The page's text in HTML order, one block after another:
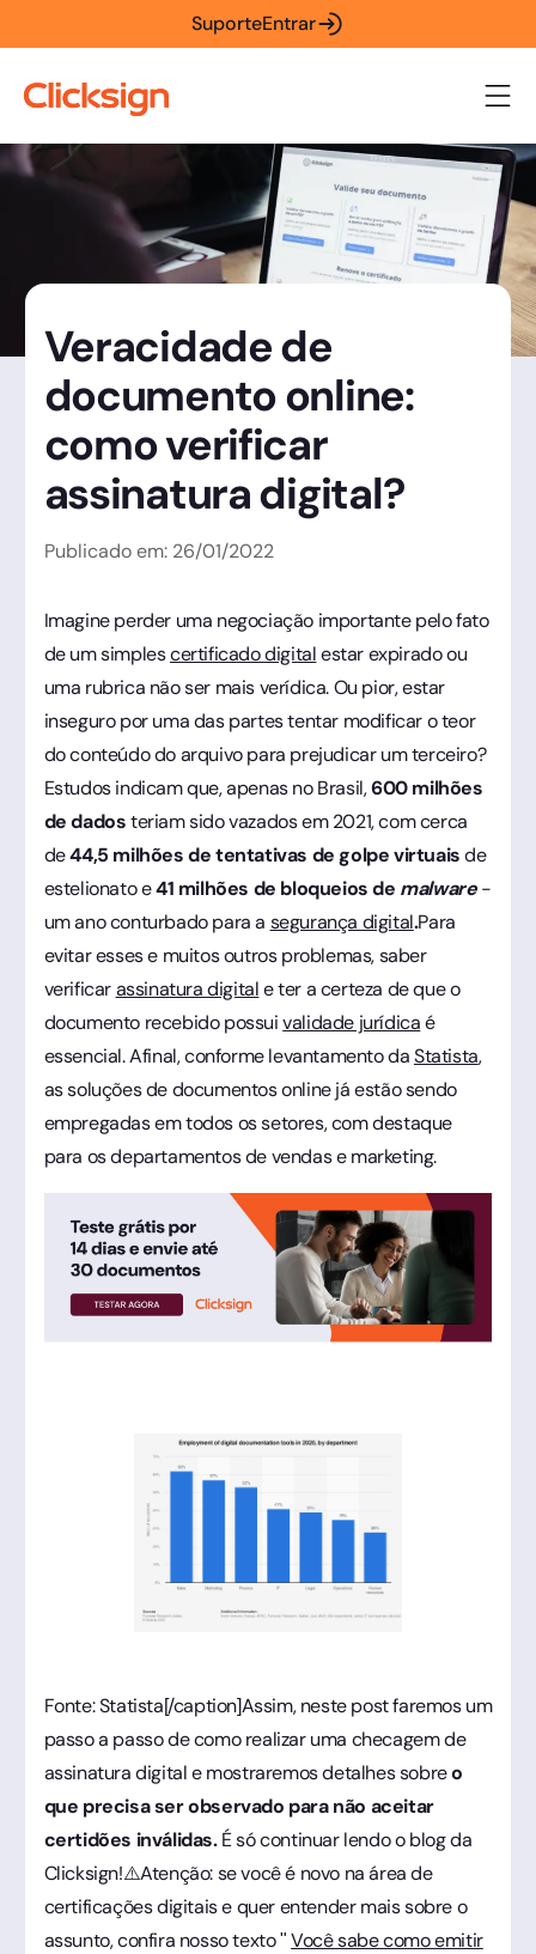
SuporteEntrar
Veracidade de
documento online:
como verificar
assinatura digital?
Publicado em: 26/01/2022
Imagine perder uma negociação importante pelo fato
de um simplescertificado digitalestar expirado ou
uma rubrica não ser mais verídica. Ou pior, estar
inseguro por uma das partes tentar modificar o teor
do conteúdo do arquivo para prejudicar um terceiro?
Estudos indicam que, apenas no Brasil,600 milhões
de dadosteriam sido vazados em 2021, com cerca
de44,5 milhões de tentativas de golpe virtuaisde
estelionato e41 milhões de bloqueios de malware-
um ano conturbado para a segurança digital.Para
evitar esses e muitos outros problemas, saber
verificarassinatura digitale ter a certeza de que o
documento recebido possuivalidade jurídicaé
essencial. Afinal, conforme levantamento daStatista,
as soluções de documentos online já estão sendo
empregadas em todos os setores, com destaque
para os departamentos de vendas e marketing.
Fonte: Statista[/caption]Assim, neste post faremos um
passo a passo de como realizar uma checagem de
assinatura digital e mostraremos detalhes sobreo
que precisa ser observado para não aceitar
certidões inválidas.É só continuar lendo o blog da
Clicksign!⚠️Atenção: se você é novo na área de
certificações digitais e quer entender mais sobre o
assunto, confira nosso texto "Você sabe como emitir